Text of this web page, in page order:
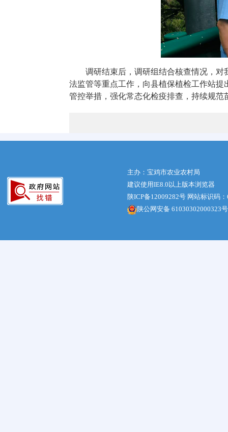
调研结束后，调研组结合核查情况，
法监管等重点工作，向县植保植检工作站
管控举措，强化常态化检疫排查，持续规
主办：宝鸡市农业农村局
建议使用IE8.0以上版本浏览器
陕ICP备12009282号 网站标识码
陕公网安备 61030302000323号